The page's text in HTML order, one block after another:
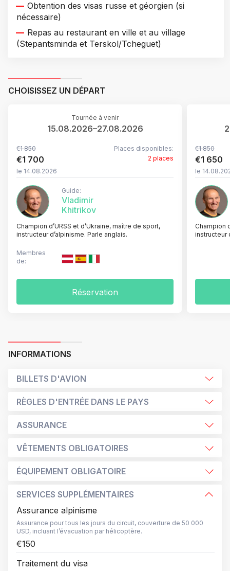
Obtention des visas russe et géorgien (si
nécessaire)
Repas au restaurant en ville et au village
(Stepantsminda et Terskol/Tcheguet)
CHOISISSEZ UN DÉPART
Tournée à venir
15.08.2026–27.08.2026
€1 850
€1 700
le 14.08.2026
Places disponibles:
2 places
Guide:
Vladimir
Khitrikov
Champion d’URSS et d’Ukraine, maître de sport,
instructeur d’alpinisme. Parle anglais.
Membres
de:
Réservation
€1 850
€1 650
le
Champion
instructeur
INFORMATIONS
BILLETS D'AVION
RÈGLES D'ENTRÉE DANS LE PAYS
ASSURANCE
VÊTEMENTS OBLIGATOIRES
ÉQUIPEMENT OBLIGATOIRE
SERVICES SUPPLÉMENTAIRES
Assurance alpinisme
Assurance pour tous les jours du circuit, couverture de 50 000
USD, incluant l’évacuation par hélicoptère.
€150
Traitement du visa